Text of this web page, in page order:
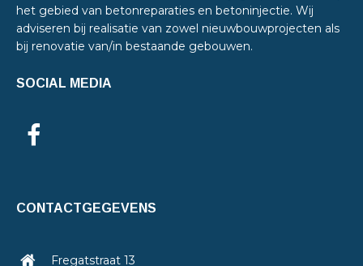
het gebied van betonreparaties en betoninjectie. Wij
adviseren bij realisatie van zowel nieuwbouwprojecten als
bij renovatie van/in bestaande gebouwen.
SOCIAL MEDIA
CONTACTGEGEVENS
Fregatstraat 13